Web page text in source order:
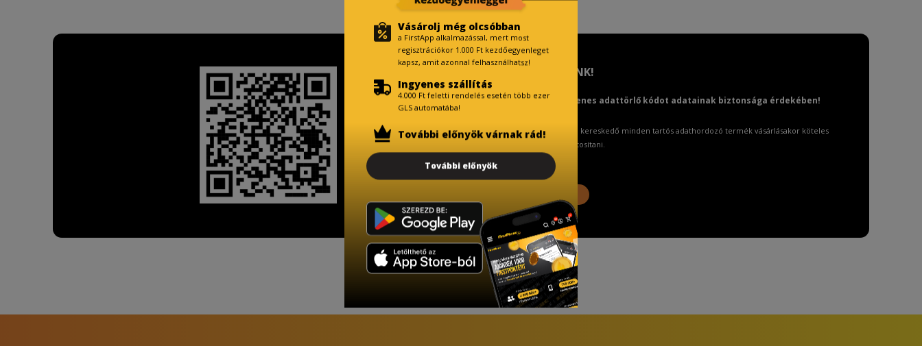
TISZTELT VÁSÁRLÓNK!
Fizetésnél kérje az ingyenes adattörlő kódot adatainak biztonsága érdekében!
A Kormány döntése alapján a kereskedő minden tartós adathordozó termék vásárlásakor köteles
ingyenes adattörlő kódot biztosítani.
Vásárolj még olcsóbban
a FirstApp alkalmazással, mert most
regisztrációkor 1.000 Ft kezdőegyenleget
kapsz, amit azonnal felhasználhatsz!
Ingyenes szállítás
4.000 Ft feletti rendelés esetén több ezer
GLS automatába!
További előnyök várnak rád!
További előnyök